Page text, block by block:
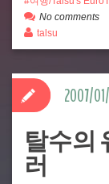
No comments
talsu
탈수의
러
2007/